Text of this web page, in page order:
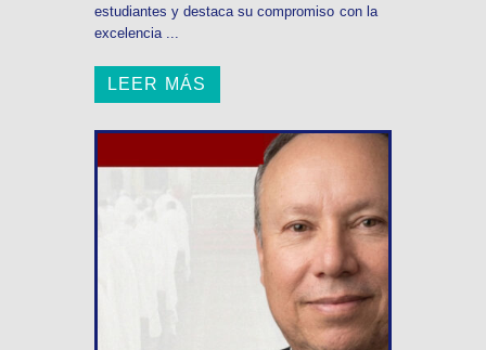
estudiantes y destaca su compromiso con la
excelencia ...
LEER MÁS